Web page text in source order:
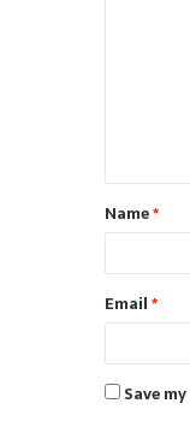
t
*Name*
Email*
Save